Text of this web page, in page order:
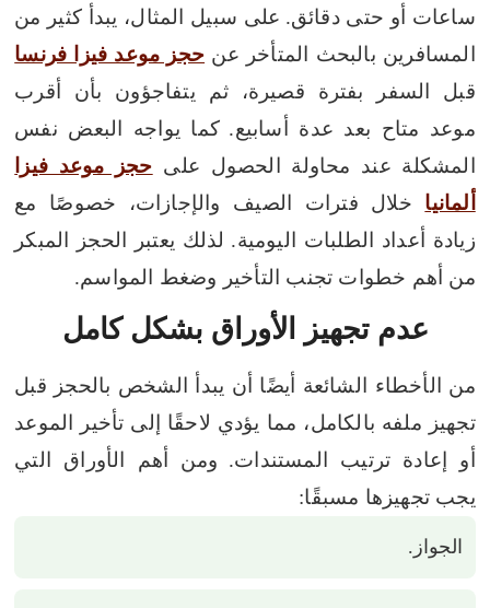
ساعات أو حتى دقائق. على سبيل المثال، يبدأ كثير من
المسافرين بالبحث المتأخر عن حجز موعد فيزا فرنسا
قبل السفر بفترة قصيرة، ثم يتفاجؤون بأن أقرب
موعد متاح بعد عدة أسابيع. كما يواجه البعض نفس
المشكلة عند محاولة الحصول على حجز موعد فيزا
ألمانيا خلال فترات الصيف والإجازات، خصوصًا مع
زيادة أعداد الطلبات اليومية. لذلك يعتبر الحجز المبكر
من أهم خطوات تجنب التأخير وضغط المواسم.
عدم تجهيز الأوراق بشكل كامل
من الأخطاء الشائعة أيضًا أن يبدأ الشخص بالحجز قبل
تجهيز ملفه بالكامل، مما يؤدي لاحقًا إلى تأخير الموعد
أو إعادة ترتيب المستندات. ومن أهم الأوراق التي
يجب تجهيزها مسبقًا:
الجواز.